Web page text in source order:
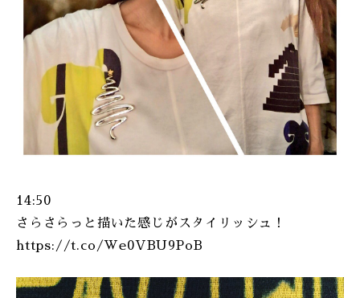
14:50
さらさらっと描いた感じがスタイリッシュ！
https://t.co/We0VBU9PoB